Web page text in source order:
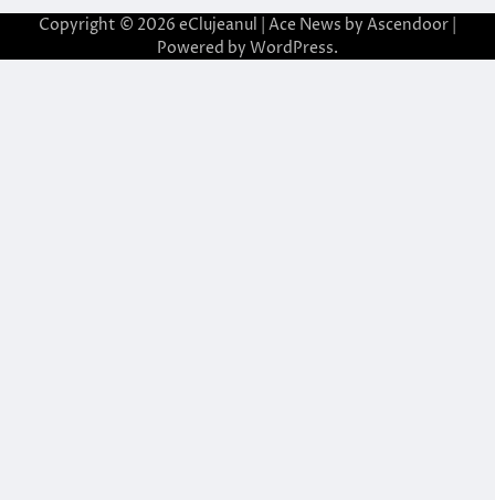
Copyright © 2026 eClujeanul | Ace News by Ascendoor
Powered by WordPress.